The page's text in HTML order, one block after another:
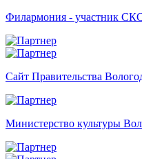
Филармония - участник
Сайт Правительства
Министерство культуры